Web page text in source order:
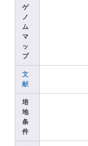
ゲ
ノ
ム
マ
ッ
プ
文
献
培
地
条
件